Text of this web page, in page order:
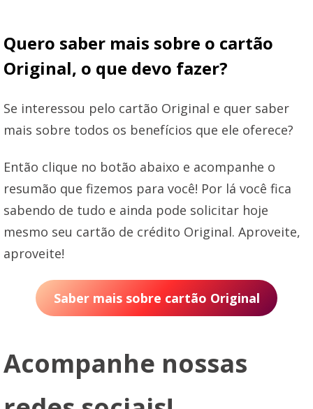
Quero saber mais sobre o cartão
Original, o que devo fazer?
Se interessou pelo cartão Original e quer saber
mais sobre todos os benefícios que ele oferece?
Então clique no botão abaixo e acompanhe o
resumão que fizemos para você! Por lá você fica
sabendo de tudo e ainda pode solicitar hoje
mesmo seu cartão de crédito Original. Aproveite,
aproveite!
Saber mais sobre cartão Original
Acompanhe nossas